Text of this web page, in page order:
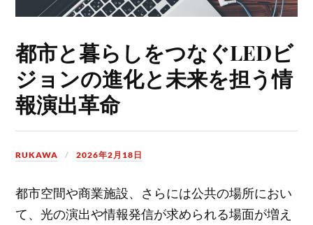
都市と暮らしをつなぐLEDビ
ジョンの進化と未来を担う情
報演出革命
RUKAWA 2026年2月18日
都市空間や商業施設、さらには公共の場所におい
て、光の演出や情報発信が求められる場面が増え